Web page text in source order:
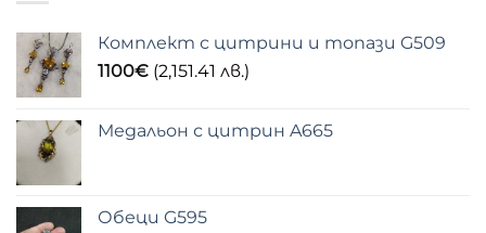
Комплект с цитрини и топази G509
1100€ (2,151.41 лв.)
Медальон с цитрин A665
Обеци G595